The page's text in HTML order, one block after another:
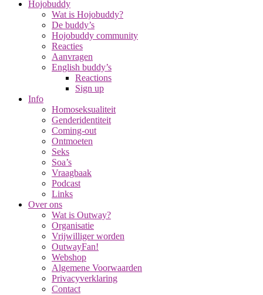
Hojobuddy
Wat is Hojobuddy?
De buddy’s
Hojobuddy community
Reacties
Aanvragen
English buddy’s
Reactions
Sign up
Info
Homoseksualiteit
Genderidentiteit
Coming-out
Ontmoeten
Seks
Soa’s
Vraagbaak
Podcast
Links
Over ons
Wat is Outway?
Organisatie
Vrijwilliger worden
OutwayFan!
Webshop
Algemene Voorwaarden
Privacyverklaring
Contact